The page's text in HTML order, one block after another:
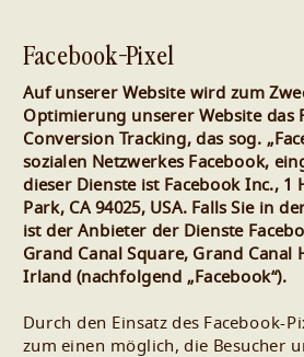
Facebook-Pixel
Auf unserer Website wird zum
Optimierung unserer Website das
Conversion Tracking, das sog.
sozialen Netzwerkes Facebook,
dieser Dienste ist Facebook Inc., 1
Park, CA 94025, USA. Falls Sie in
ist der Anbieter der Dienste
Grand Canal Square, Grand Canal
Irland (nachfolgend „Facebook“).
Durch den Einsatz des Facebook-
zum einen möglich, die Besucher